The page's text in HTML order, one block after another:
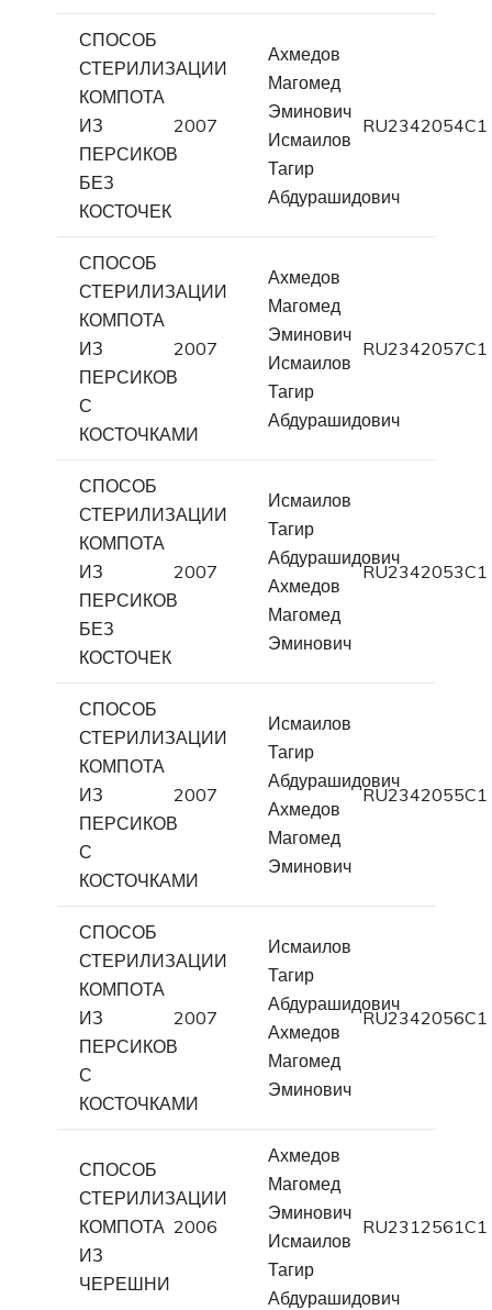
СПОСОБ
СТЕРИЛИЗАЦИИ
КОМПОТА
ИЗ
ПЕРСИКОВ
БЕЗ
КОСТОЧЕК
2007
Ахмедов
Магомед
Эминович
Исмаилов
Тагир
Абдурашидович
RU2342054C1
СПОСОБ
СТЕРИЛИЗАЦИИ
КОМПОТА
ИЗ
ПЕРСИКОВ
С
КОСТОЧКАМИ
2007
Ахмедов
Магомед
Эминович
Исмаилов
Тагир
Абдурашидович
RU2342057C1
СПОСОБ
СТЕРИЛИЗАЦИИ
КОМПОТА
ИЗ
ПЕРСИКОВ
БЕЗ
КОСТОЧЕК
2007
Исмаилов
Тагир
Абдурашидович
Ахмедов
Магомед
Эминович
RU2342053C1
СПОСОБ
СТЕРИЛИЗАЦИИ
КОМПОТА
ИЗ
ПЕРСИКОВ
С
КОСТОЧКАМИ
2007
Исмаилов
Тагир
Абдурашидович
Ахмедов
Магомед
Эминович
RU2342055C1
СПОСОБ
СТЕРИЛИЗАЦИИ
КОМПОТА
ИЗ
ПЕРСИКОВ
С
КОСТОЧКАМИ
2007
Исмаилов
Тагир
Абдурашидович
Ахмедов
Магомед
Эминович
RU2342056C1
СПОСОБ
СТЕРИЛИЗАЦИИ
КОМПОТА
ИЗ
ЧЕРЕШНИ
2006
Ахмедов
Магомед
Эминович
Исмаилов
Тагир
Абдурашидович
RU2312561C1